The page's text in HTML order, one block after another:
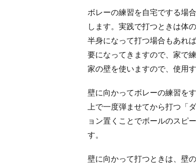
ボレーの練習を自宅でする場
します。実践で打つときは体
半身になって打つ場合もあれ
要になってきますので、家で
家の壁を使いますので、使用
壁に向かってボレーの練習を
上で一度弾ませてから打つ「
ョン置くことでボールのスピ
す。
壁に向かって打つときは、壁